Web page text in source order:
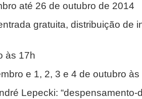
até 26 de outubro de 2014
gratuita, distribuição de
às 17h
e 1, 2, 3 e 4 de outubro às
Lepecki: “despensamento-